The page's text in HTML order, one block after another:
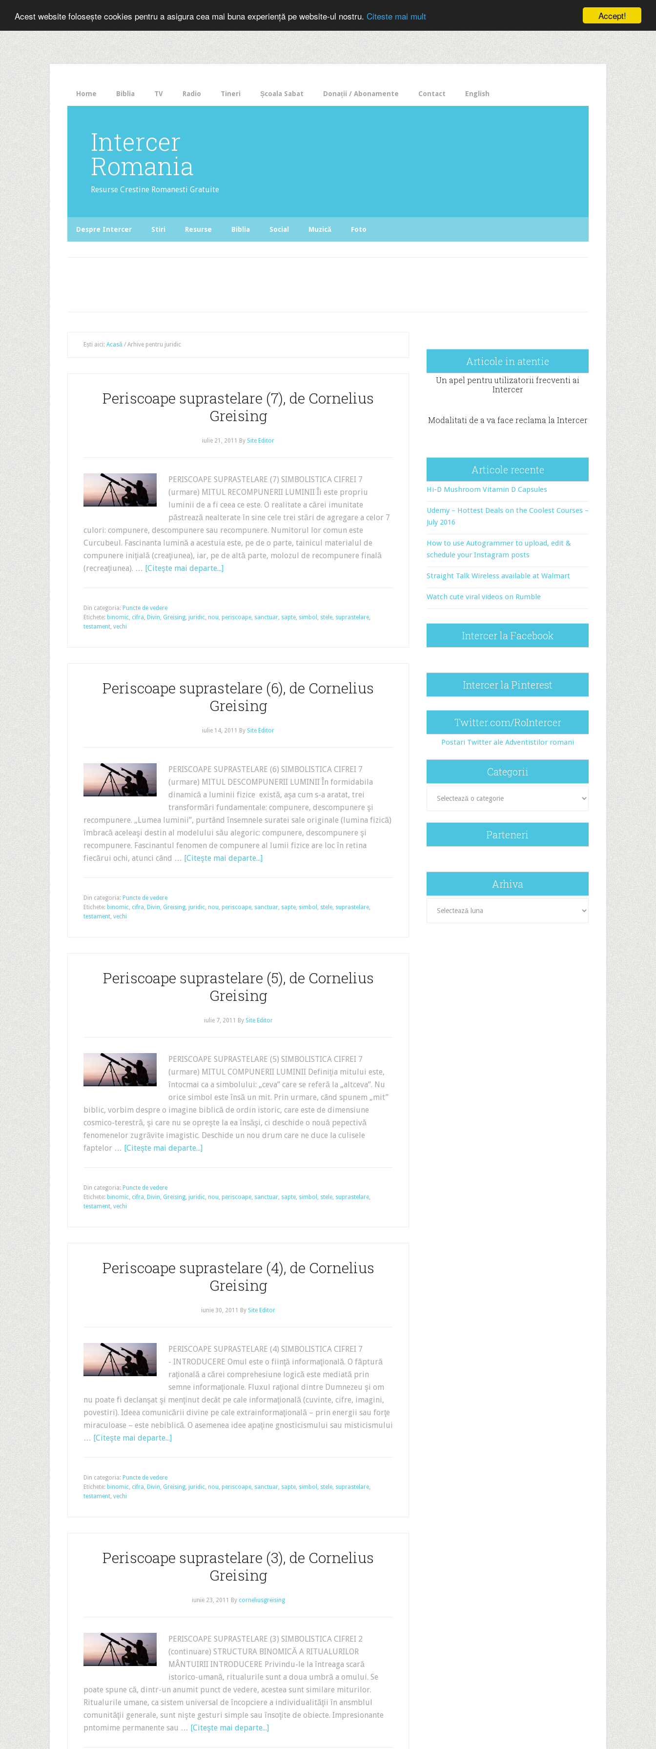
Accept!
Acest website folosește cookies pentru a asigura cea mai buna experiență pe website-ul nostru. Citeste mai mult
The
HelloBar
- a
little
bar
that
gets
noticed!
Home Biblia TV Radio Tineri Școala Sabat Donații / Abonamente Contact English
Intercer
Romania
Resurse Crestine Romanesti Gratuite
Despre Intercer Stiri Resurse Biblia Social Muzică Foto
Ești aici: Acasă / Arhive pentru juridic
Periscoape suprastelare (7), de Cornelius
Greising
iulie 21, 2011 By Site Editor
PERISCOAPE SUPRASTELARE (7) SIMBOLISTICA CIFREI 7
(urmare) MITUL RECOMPUNERII LUMINII Îi este propriu
luminii de a fi ceea ce este. O realitate a cărei imunitate
păstrează nealterate în sine cele trei stări de agregare a celor 7
culori: compunere, descompunere sau recompunere. Numitorul lor comun este
Curcubeul. Fascinanta lumină a acestuia este, pe de o parte, tainicul materialul de
compunere iniţială (creaţiunea), iar, pe de altă parte, molozul de recompunere finală
(recreaţiunea). … [Citeşte mai departe...]
Din categoria: Puncte de vedere
Etichete: binomic, cifra, Divin, Greising, juridic, nou, periscoape, sanctuar, sapte, simbol , stele, suprastelare,
testament, vechi
Periscoape suprastelare (6), de Cornelius
Greising
iulie 14, 2011 By Site Editor
PERISCOAPE SUPRASTELARE (6) SIMBOLISTICA CIFREI 7
(urmare) MITUL DESCOMPUNERII LUMINII În formidabila
dinamică a luminii fizice există, aşa cum s-a aratat, trei
transformări fundamentale: compunere, descompunere şi
recompunere. „Lumea luminii”, purtând însemnele suratei sale originale (lumina fizică)
îmbracă aceleaşi destin al modelului său alegoric: compunere, descompunere şi
recompunere. Fascinantul fenomen de compunere al lumii fizice are loc în retina
fiecărui ochi, atunci când … [Citeşte mai departe...]
Din categoria: Puncte de vedere
Etichete: binomic, cifra, Divin, Greising, juridic, nou, periscoape, sanctuar, sapte, simbol , stele, suprastelare,
testament, vechi
Periscoape suprastelare (5), de Cornelius
Greising
iulie 7, 2011 By Site Editor
PERISCOAPE SUPRASTELARE (5) SIMBOLISTICA CIFREI 7
(urmare) MITUL COMPUNERII LUMINII Definiţia mitului este,
întocmai ca a simbolului: „ceva” care se referă la „altceva”. Nu
orice simbol este însă un mit. Prin urmare, când spunem „mit”
biblic, vorbim despre o imagine biblică de ordin istoric, care este de dimensiune
cosmico-terestră, şi care nu se opreşte la ea însăşi, ci deschide o nouă pepectivă
fenomenelor zugrăvite imagistic. Deschide un nou drum care ne duce la culisele
faptelor … [Citeşte mai departe...]
Din categoria: Puncte de vedere
Etichete: binomic, cifra, Divin, Greising, juridic, nou, periscoape, sanctuar, sapte, simbol , stele, suprastelare,
testament, vechi
Periscoape suprastelare (4), de Cornelius
Greising
iunie 30, 2011 By Site Editor
PERISCOAPE SUPRASTELARE (4) SIMBOLISTICA CIFREI 7
- INTRODUCERE Omul este o fiinţă informaţională. O făptură
raţională a cărei comprehesiune logică este mediată prin
semne informaţionale. Fluxul raţional dintre Dumnezeu şi om
nu poate fi declanşat şi menţinut decât pe cale informaţională (cuvinte, cifre, imagini,
povestiri). Ideea comunicării divine pe cale extrainformaţională – prin energii sau forţe
miraculoase – este nebiblică. O asemenea idee apaţine gnosticismului sau misticismului
… [Citeşte mai departe...]
Din categoria: Puncte de vedere
Etichete: binomic, cifra, Divin, Greising, juridic, nou, periscoape, sanctuar, sapte, simbol , stele, suprastelare,
testament, vechi
Periscoape suprastelare (3), de Cornelius
Greising
iunie 23, 2011 By corneliusgreising
PERISCOAPE SUPRASTELARE (3) SIMBOLISTICA CIFREI 2
(continuare) STRUCTURA BINOMICĂ A RITUALURILOR
MÂNTUIRII INTRODUCERE Privindu-le la întreaga scară
istorico-umană, ritualurile sunt a doua umbră a omului. Se
poate spune că, dintr-un anumit punct de vedere, acestea sunt similare miturilor.
Ritualurile umane, ca sistem universal de încopciere a individualităţii în ansmblul
comunităţii generale, sunt nişte gesturi simple sau însoţite de obiecte. Impresionante
pntomime permanente sau … [Citeşte mai departe...]
Articole in atentie
Un apel pentru utilizatorii frecventi ai
Intercer
Modalitati de a va face reclama la Intercer
Articole recente
Hi-D Mushroom Vitamin D Capsules
Udemy – Hottest Deals on the Coolest Courses –
July 2016
How to use Autogrammer to upload, edit &
schedule your Instagram posts
Straight Talk Wireless available at Walmart
Watch cute viral videos on Rumble
Intercer la Facebook
Intercer la Pinterest
Twitter.com/RoIntercer
Postari Twitter ale Adventistilor romani
Categorii
Parteneri
Arhiva